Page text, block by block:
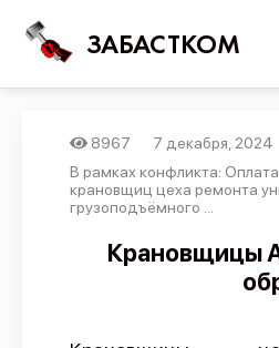
ЗАБАСТКОМ
Войти
Карта
8967
7 декабря, 2024
В рамках конфликта:
крановщиц цеха ремонта
грузоподъёмного ...
Крановщицы